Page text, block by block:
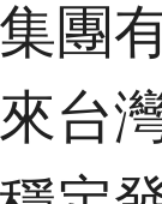
團
台